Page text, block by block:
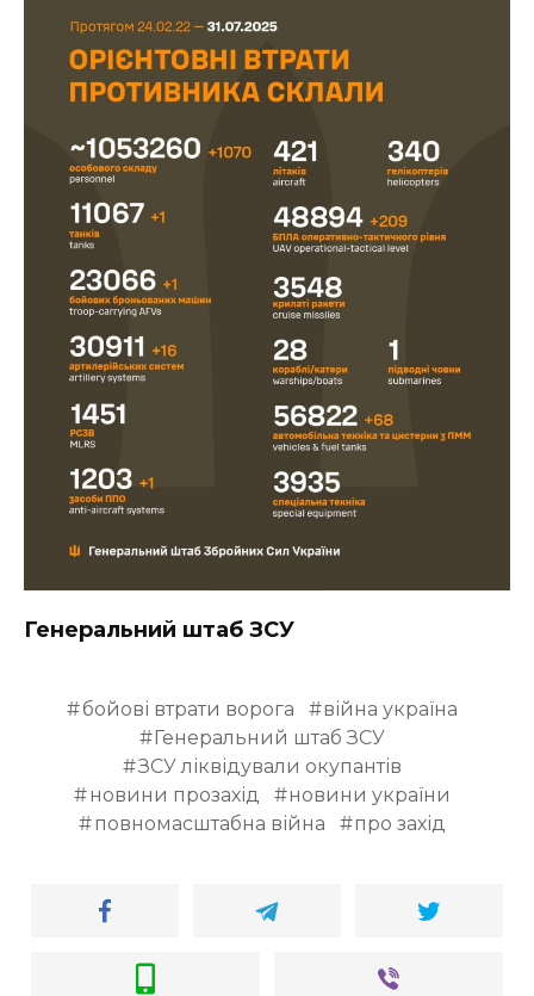
Генеральний штаб ЗСУ
бойові втрати ворога
війна україна
Генеральний штаб ЗСУ
ЗСУ ліквідували окупантів
новини прозахід
новини україни
повномасштабна війна
про захід